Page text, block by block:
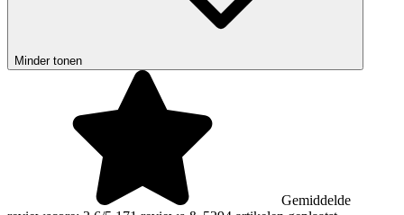
Minder tonen
Gemiddelde